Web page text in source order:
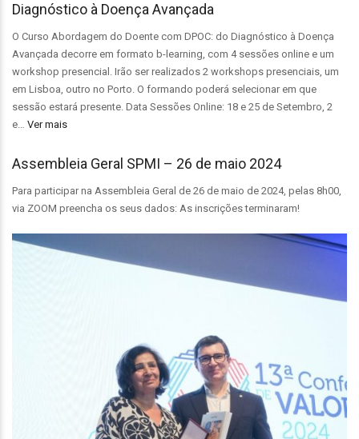
Diagnóstico à Doença Avançada
O Curso Abordagem do Doente com DPOC: do Diagnóstico à Doença
Avançada decorre em formato b-learning, com 4 sessões online e um
workshop presencial. Irão ser realizados 2 workshops presenciais, um
em Lisboa, outro no Porto. O formando poderá selecionar em que
sessão estará presente. Data Sessões Online: 18 e 25 de Setembro, 2
e… Ver mais
Assembleia Geral SPMI – 26 de maio 2024
Para participar na Assembleia Geral de 26 de maio de 2024, pelas 8h00,
via ZOOM preencha os seus dados: As inscrições terminaram!